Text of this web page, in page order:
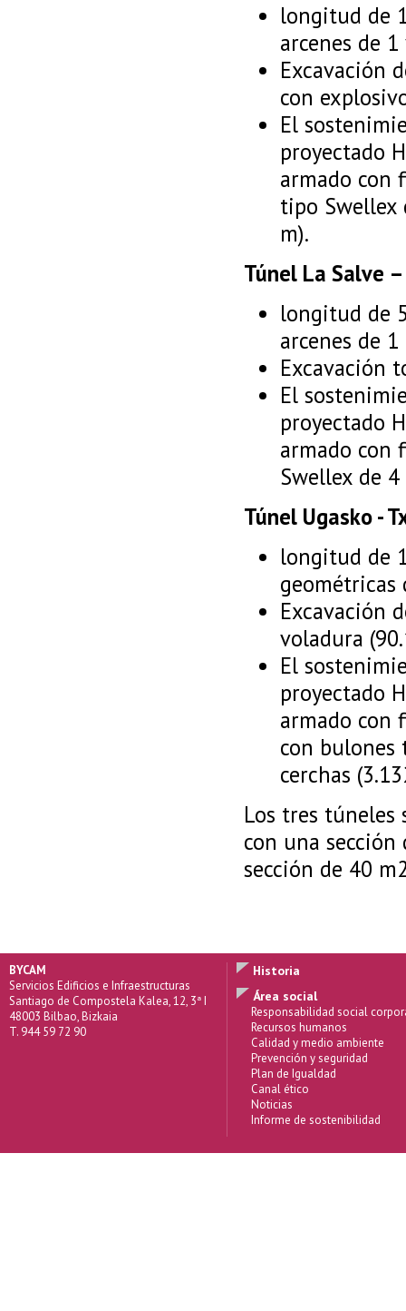
longitud de
arcenes de
Excavación
con
El
proyectado
armado con
tipo Swellex
m).
Túnel La Salve
longitud de
arcenes de
Excavación
El
proyectado
armado con
Swellex de
Túnel Ugasko -
longitud de
geométricas
Excavación
voladura
El
proyectado
armado con
con bulones
cerchas
Los tres túneles
con una
sección de 40
BYCAM
Servicios Edificios e Infraestructuras
Santiago de Compostela Kalea, 12, 3ª I
48003 Bilbao, Bizkaia
T. 944 59 72 90
Historia
Área social
Responsabilidad social
Recursos humanos
Calidad y medio ambiente
Prevención y seguridad
Plan de Igualdad
Canal ético
Noticias
Informe de sostenibilidad